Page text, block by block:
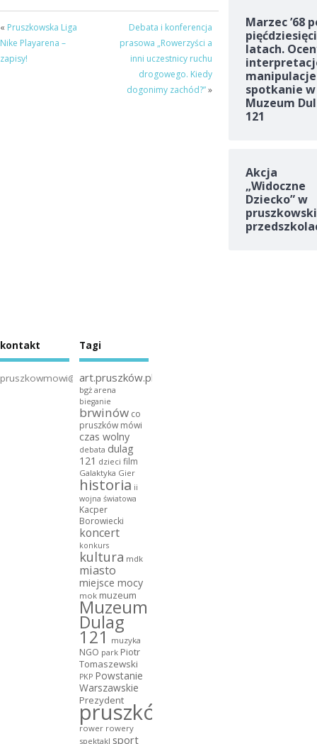
« Pruszkowska Liga
Nike Playarena –
zapisy!
Debata i konferencja
prasowa „Rowerzyści a
inni uczestnicy ruchu
drogowego. Kiedy
dogonimy zachód?”»
Marzec ’68
latach.
spotkanie w
Muzeum
121
Akcja
„Widoczne
Dziecko” w
kontakt
pruszkowmowi@gmail.com
Tagi
art.pruszków.pl
bgż arena
bieganie
brwinów co
pruszków mówi
czas wolny
debata dulag
121 dzieci film
Galaktyka Gier
historia ii
wojna światowa
Kacper
Borowiecki
koncert
konkurs
kultura mdk
miasto
miejsce mocy
mok muzeum
Muzeum
Dulag
121 muzyka
NGO park Piotr
Tomaszewski
PKP Powstanie
Warszawskie
Prezydent
pruszków
rower rowery
spektakl sport